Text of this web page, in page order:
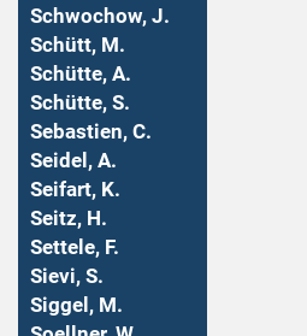
Schwochow, J.
Schütt, M.
Schütte, A.
Schütte, S.
Sebastien, C.
Seidel, A.
Seifart, K.
Seitz, H.
Settele, F.
Sievi, S.
Siggel, M.